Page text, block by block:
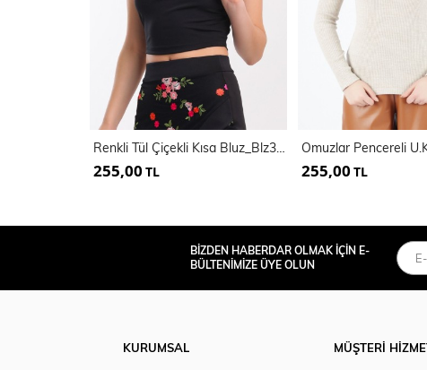
Renkli Tül Çiçekli Kısa Bluz_Blz31401
255,00 TL 255,00 TL
BİZDEN HABERDAR OLMAK İÇİN E-
BÜLTENİMİZE ÜYE OLUN
KURUMSAL
MÜŞTERİ